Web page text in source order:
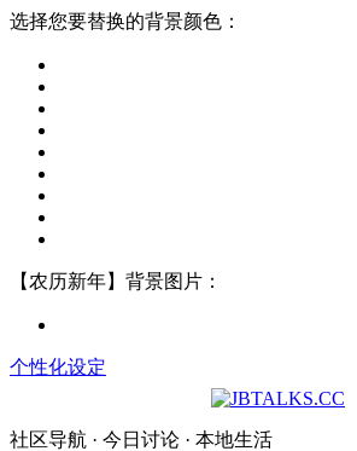
选择您要替换的背景颜色：
【农历新年】背景图片：
个性化设定
社区导航 · 今日讨论 · 本地生活